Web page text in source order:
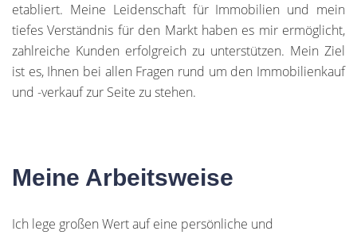
etabliert. Meine Leidenschaft für Immobilien und mein
tiefes Verständnis für den Markt haben es mir ermöglicht,
zahlreiche Kunden erfolgreich zu unterstützen. Mein Ziel
ist es, Ihnen bei allen Fragen rund um den Immobilienkauf
und -verkauf zur Seite zu stehen.
Meine Arbeitsweise
Ich lege großen Wert auf eine persönliche und